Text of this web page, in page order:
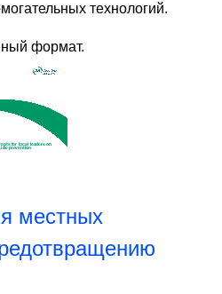
технологий.
формат.
местных